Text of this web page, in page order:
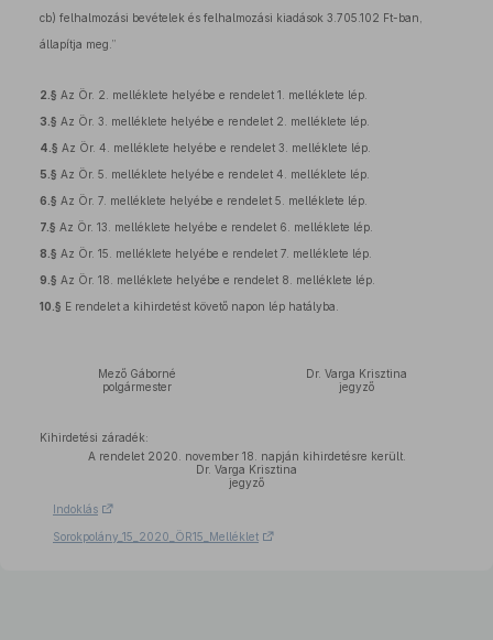
cb) felhalmozási bevételek és felhalmozási kiadások 3.705.102 Ft-ban,
állapítja meg.”
2.§ Az Ör. 2. melléklete helyébe e rendelet 1. melléklete lép.
3.§ Az Ör. 3. melléklete helyébe e rendelet 2. melléklete lép.
4.§ Az Ör. 4. melléklete helyébe e rendelet 3. melléklete lép.
5.§ Az Ör. 5. melléklete helyébe e rendelet 4. melléklete lép.
6.§ Az Ör. 7. melléklete helyébe e rendelet 5. melléklete lép.
7.§ Az Ör. 13. melléklete helyébe e rendelet 6. melléklete lép.
8.§ Az Ör. 15. melléklete helyébe e rendelet 7. melléklete lép.
9.§ Az Ör. 18. melléklete helyébe e rendelet 8. melléklete lép.
10.§ E rendelet a kihirdetést követő napon lép hatályba.
Mező Gáborné
polgármester
Dr. Varga Krisztina
jegyző
Kihirdetési záradék:
A rendelet 2020. november 18. napján kihirdetésre került.
Dr. Varga Krisztina
jegyző
Indoklás
Sorokpolány_15_2020_ÖR15_Melléklet